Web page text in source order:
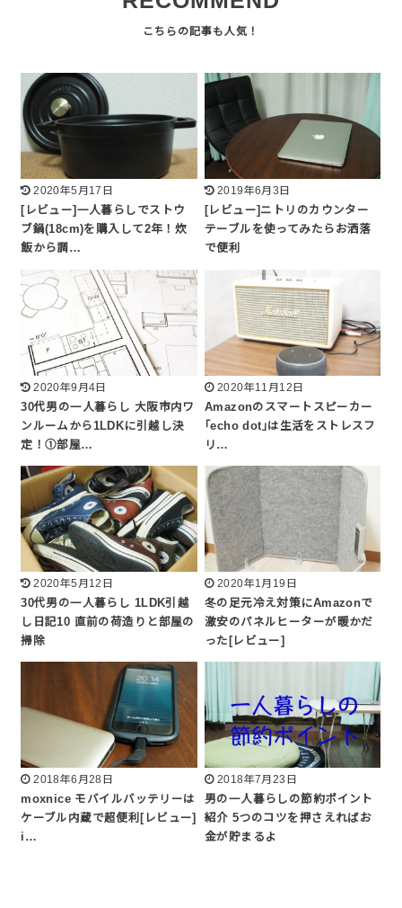
2020年5月17日
[レビュー]一人暮らしでストウ
ブ鍋(18cm)を購入して2年！炊
飯から調…
2019年6月3日
[レビュー]ニトリのカウンター
テーブルを使ってみたらお洒落
で便利
2020年9月4日
30代男の一人暮らし 大阪市内ワ
ンルームから1LDKに引越し決
定！①部屋…
2020年11月12日
Amazonのスマートスピーカー
｢echo dot｣は生活をストレスフ
リ…
2020年5月12日
30代男の一人暮らし 1LDK引越
し日記10 直前の荷造りと部屋の
掃除
2020年1月19日
冬の足元冷え対策にAmazonで
激安のパネルヒーターが暖かだ
った[レビュー]
2018年6月28日
moxnice モバイルバッテリーは
ケーブル内蔵で超便利[レビュー]
i…
2018年7月23日
男の一人暮らしの節約ポイント
紹介 5つのコツを押さえればお
金が貯まるよ